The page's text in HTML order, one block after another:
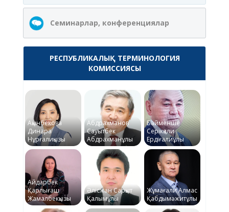
Семинарлар, конференциялар
РЕСПУБЛИКАЛЫҚ ТЕРМИНОЛОГИЯ
КОМИССИЯСЫ
Ақынбекова
Динара
Нұрғалиқызы
Абдрахманов
Сауытбек
Абдрахманұлы
Байменше
Серікқали
Ердіғалиұлы
Айдарбек
Қарлығаш
Жамалбекқызы
Әлісжан Сарқыт
Қалымұлы
Жұмағали Алмас
Қабдымәжитұлы